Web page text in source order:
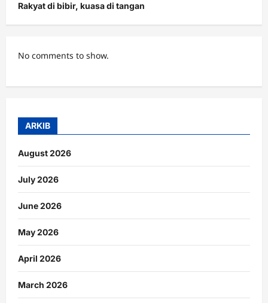
Rakyat di bibir, kuasa di tangan
No comments to show.
ARKIB
August 2026
July 2026
June 2026
May 2026
April 2026
March 2026